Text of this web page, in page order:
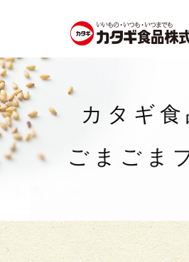
カタギ食
ごまごま